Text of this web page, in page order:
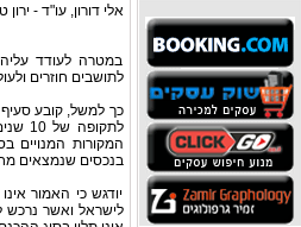
אלי דורון, עו"ד -
במטרה לעודד
לתושבים חוזרים
בנכסים שנמצאים
יודגש כי האמור
לישראל ואשר נרכש